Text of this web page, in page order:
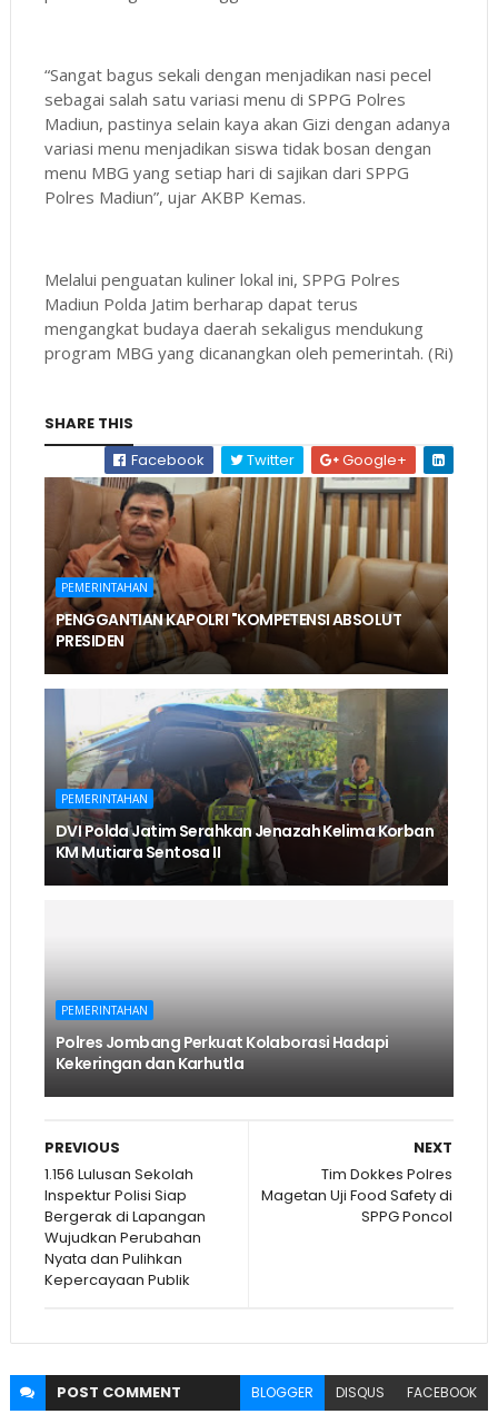
“Sangat bagus sekali dengan menjadikan nasi pecel
sebagai salah satu variasi menu di SPPG Polres
Madiun, pastinya selain kaya akan Gizi dengan adanya
variasi menu menjadikan siswa tidak bosan dengan
menu MBG yang setiap hari di sajikan dari SPPG
Polres Madiun”, ujar AKBP Kemas.
Melalui penguatan kuliner lokal ini, SPPG Polres
Madiun Polda Jatim berharap dapat terus
mengangkat budaya daerah sekaligus mendukung
program MBG yang dicanangkan oleh pemerintah. (Ri)
SHARE THIS
Facebook
Twitter Google+
PEMERINTAHAN
PENGGANTIAN KAPOLRI "KOMPETENSI ABSOLUT
PRESIDEN
PEMERINTAHAN
DVI Polda Jatim Serahkan Jenazah Kelima Korban
KM Mutiara Sentosa II
PEMERINTAHAN
Polres Jombang Perkuat Kolaborasi Hadapi
Kekeringan dan Karhutla
NEXT
Tim Dokkes Polres
Magetan Uji Food Safety di
SPPG Poncol
PREVIOUS
1.156 Lulusan Sekolah
Inspektur Polisi Siap
Bergerak di Lapangan
Wujudkan Perubahan
Nyata dan Pulihkan
Kepercayaan Publik
POST COMMENT BLOGGER DISQUS FACEBOOK